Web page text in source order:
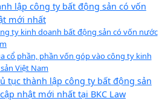
lập công ty bất động sản có vốn
mới nhất
ty kinh doanh bất động sản có vốn nước
cổ phần, phần vốn góp vào công ty kinh
Việt Nam
tục thành lập công ty bất động sản
nhật mới nhất tại BKC Law